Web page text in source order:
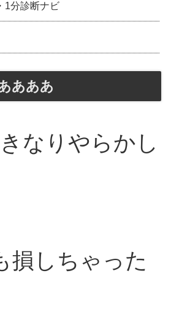
1分診断ナビ
あああ
なりやらかし
損しちゃった